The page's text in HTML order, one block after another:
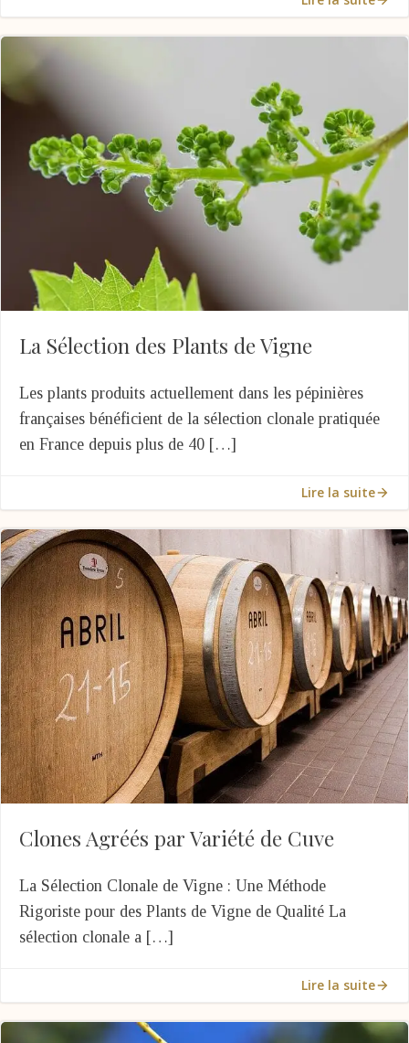
La Sélection des Plants de Vigne
Les plants produits actuellement dans les pépinières
françaises bénéficient de la sélection clonale pratiquée
en France depuis plus de 40 […]
Lire la suite
Clones Agréés par Variété de Cuve
La Sélection Clonale de Vigne : Une Méthode
Rigoriste pour des Plants de Vigne de Qualité La
sélection clonale a […]
Lire la suite